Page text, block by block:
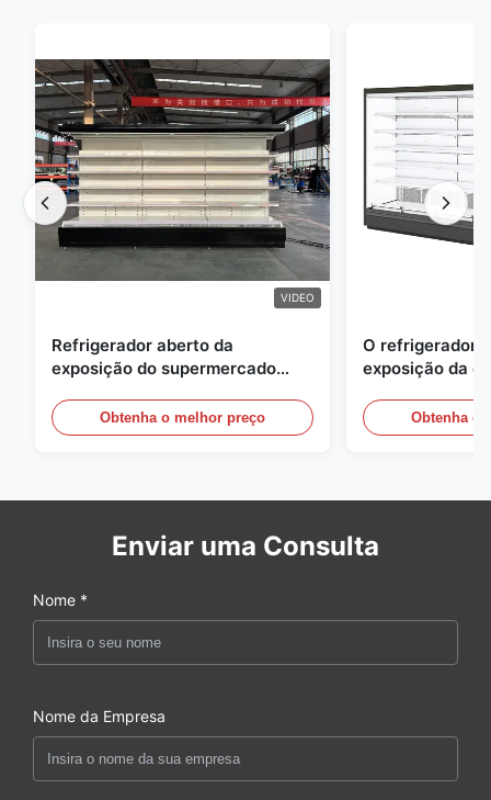
VIDEO
Refrigerador aberto da
exposição do supermercado
iluminação do diodo emissor de
luz
Obtenha o melhor preço
O refrigerador
exposição da
vitrinasObtenha o
Enviar uma Consulta
Nome *
Nome da Empresa